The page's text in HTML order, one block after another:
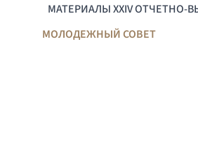
МАТЕРИАЛЫ XXIV
МОЛОДЕЖНЫЙ СОВЕТ